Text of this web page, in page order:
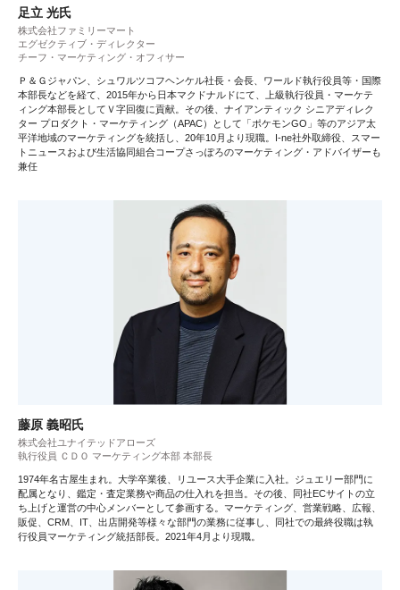
足立 光氏
株式会社ファミリーマート
エグゼクティブ・ディレクター
チーフ・マーケティング・オフィサー
Ｐ＆Ｇジャパン、シュワルツコフヘンケル社長・会長、ワールド執行役員等・国際
本部長などを経て、2015年から日本マクドナルドにて、上級執行役員・マーケテ
ィング本部長としてＶ字回復に貢献。その後、ナイアンティック シニアディレク
ター プロダクト・マーケティング（APAC）として「ポケモンGO」等のアジア太
平洋地域のマーケティングを統括し、20年10月より現職。I-ne社外取締役、スマー
トニュースおよび生活協同組合コープさっぽろのマーケティング・アドバイザーも
兼任
藤原 義昭氏
株式会社ユナイテッドアローズ
執行役員 ＣＤＯ マーケティング本部 本部長
1974年名古屋生まれ。大学卒業後、リユース大手企業に入社。ジュエリー部門に
配属となり、鑑定・査定業務や商品の仕入れを担当。その後、同社ECサイトの立
ち上げと運営の中心メンバーとして参画する。マーケティング、営業戦略、広報、
販促、CRM、IT、出店開発等様々な部門の業務に従事し、同社での最終役職は執
行役員マーケティング統括部長。2021年4月より現職。